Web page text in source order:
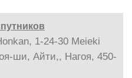
1-24-30 Meieki
ши, Айти,, Нагоя, 450-